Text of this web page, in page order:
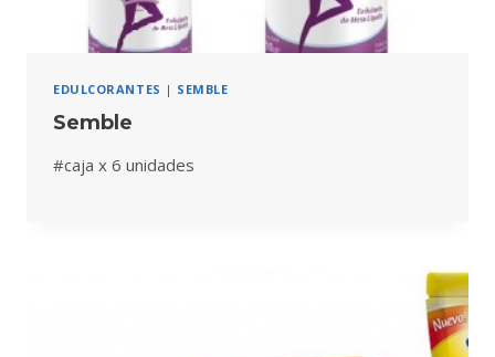
EDULCORANTES | SEMBLE
Semble
#caja x 6 unidades